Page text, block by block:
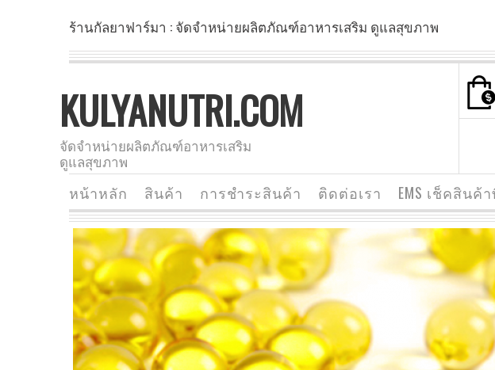
ร้านกัลยาฟาร์มา : จัดจำหน่ายผลิตภัณฑ์อาหารเสริม ดูแลสุขภาพ
KULYANUTRI.COM
จัดจำหน่ายผลิตภัณฑ์อาหารเสริม
ดูแลสุขภาพ
หน้าหลัก สินค้า การชำระสินค้า ติดต่อเรา EMS เช็คสินค้